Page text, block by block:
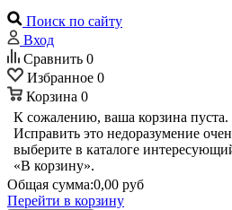
Поиск по сайту
Вход
Сравнить 0
Избранное 0
Корзина 0
К сожалению, ваша корзина пуста.
Исправить это недоразумение
выберите в каталоге
«В корзину».
Общая сумма:0,00 руб
Перейти в корзину